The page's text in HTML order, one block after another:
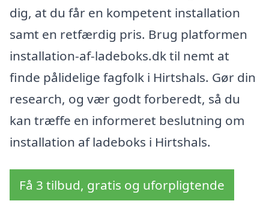
dig, at du får en kompetent installation
samt en retfærdig pris. Brug platformen
installation-af-ladeboks.dk til nemt at
finde pålidelige fagfolk i Hirtshals. Gør din
research, og vær godt forberedt, så du
kan træffe en informeret beslutning om
installation af ladeboks i Hirtshals.
Få 3 tilbud, gratis og uforpligtende